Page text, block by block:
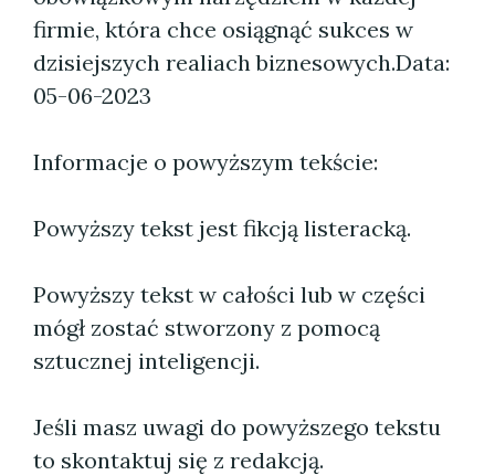
firmie, która chce osiągnąć sukces w
dzisiejszych realiach biznesowych.Data:
05-06-2023
Informacje o powyższym tekście:
Powyższy tekst jest fikcją listeracką.
Powyższy tekst w całości lub w części
mógł zostać stworzony z pomocą
sztucznej inteligencji.
Jeśli masz uwagi do powyższego tekstu
to skontaktuj się z redakcją.